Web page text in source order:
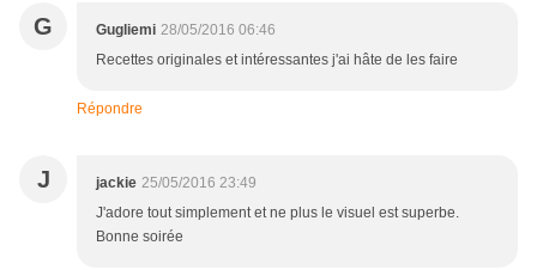
G Gugliemi 28/05/2016 06:46
Recettes originales et intéressantes j'ai hâte de les faire
Répondre
J jackie 25/05/2016 23:49
J'adore tout simplement et ne plus le visuel est superbe.
Bonne soirée